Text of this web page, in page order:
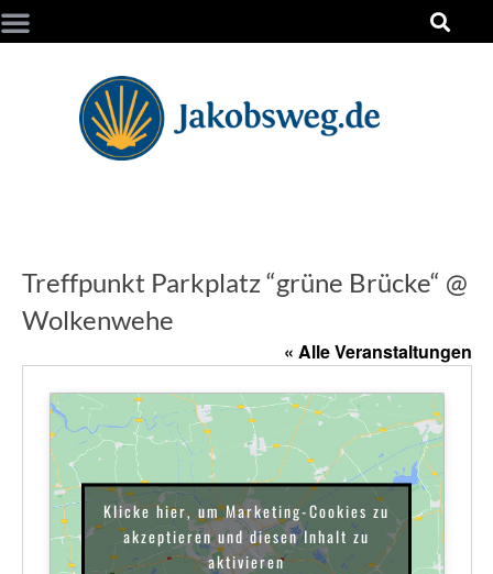
Treffpunkt Parkplatz “grüne Brücke“ @
Wolkenwehe
« Alle Veranstaltungen
Klicke hier, um Marketing-Cookies zu
akzeptieren und diesen Inhalt zu
aktivieren